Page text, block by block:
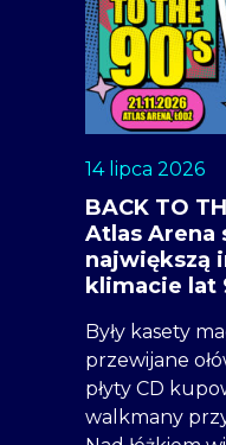
14 lipca 2026
BACK TO
Atlas Arena
największą
klimacie lat
Były kasety
przewijane
płyty CD
walkmany